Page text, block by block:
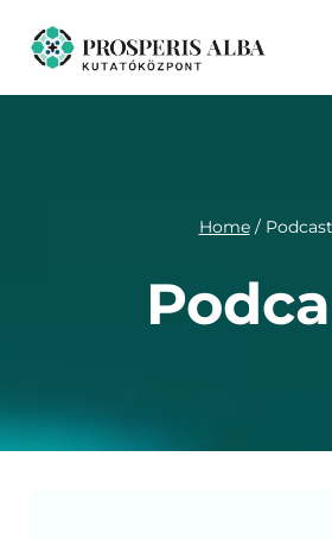
Home / Podcast